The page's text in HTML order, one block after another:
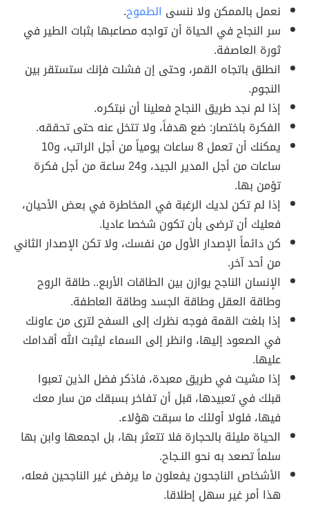
نعمل بالممكن ولا ننسى الطموح.
سر النجاح في الحياة أن تواجه مصاعبها بثبات الطير في
ثورة العاصفة.
انطلق باتجاه القمر، وحتى إن فشلت فإنك ستستقر بين
النجوم.
إذا لم نجد طريق النجاح فعلينا أن نبتكره.
الفكرة باختصار: ضع هدفاً، ولا تتخل عنه حتى تحققه.
يمكنك أن تعمل 8 ساعات يومياً من أجل الراتب، و10
ساعات من أجل المدير الجيد، و24 ساعة من أجل فكرة
تؤمن بها.
إذا لم تكن لديك الرغبة في المخاطرة في بعض الأحيان،
فعليك أن ترضى بأن تكون شخصا عاديا.
كن دائماً الإصدار الأول من نفسك، ولا تكن الإصدار الثاني
من أحد آخر.
الإنسان الناجح يوازن بين الطاقات الأربع.. طاقة الروح
وطاقة العقل وطاقة الجسد وطاقة العاطفة.
إذا بلغت القمة فوجه نظرك إلى السفح لترى من عاونك
في الصعود إليها، وانظر إلى السماء ليثبت الله أقدامك
عليها.
إذا مشيت في طريق معبدة، فاذكر فضل الذين تعبوا
قبلك في تعبيدها، قبل أن تفاخر بسبقك من سار معك
فيها، فلولا أولئك ما سبقت هؤلاء.
الحياة مليئة بالحجارة فلا تتعثر بها، بل اجمعها وابن بها
سلماً تصعد به نحو النـجاح.
الأشخاص الناجحون يفعلون ما يرفض غير الناجحين فعله،
هذا أمر غير سهل إطلاقا.